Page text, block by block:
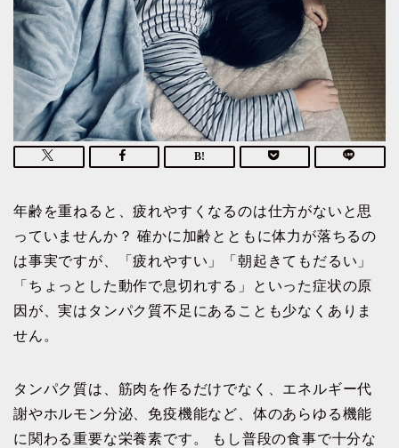
年齢を重ねると、疲れやすくなるのは仕方がないと思
っていませんか？ 確かに加齢とともに体力が落ちるの
は事実ですが、「疲れやすい」「朝起きてもだるい」
「ちょっとした動作で息切れする」といった症状の原
因が、実はタンパク質不足にあることも少なくありま
せん。
タンパク質は、筋肉を作るだけでなく、エネルギー代
謝やホルモン分泌、免疫機能など、体のあらゆる機能
に関わる重要な栄養素です。 もし普段の食事で十分な